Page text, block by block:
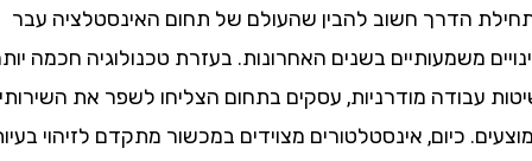
הדרך חשוב להבין שהעולם של תחום האינסטלציה עבר
משמעותיים בשנים האחרונות. בעזרת טכנולוגיה חכמה יותר
עבודה מודרניות, עסקים בתחום הצליחו לשפר את השירותים
כיום, אינסטלטורים מצוידים במכשור מתקדם לזיהוי בעיות